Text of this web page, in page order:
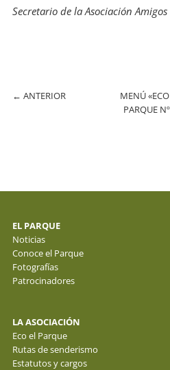
Secretario de la Asociación
← ANTERIOR
MENÚ
PARQUE
EL PARQUE
Noticias
Conoce el Parque
Fotografías
Patrocinadores
LA ASOCIACIÓN
Eco el Parque
Rutas de senderismo
Estatutos y cargos